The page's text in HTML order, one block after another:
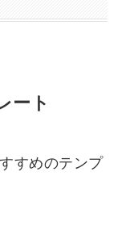
ート
すめのテンプ